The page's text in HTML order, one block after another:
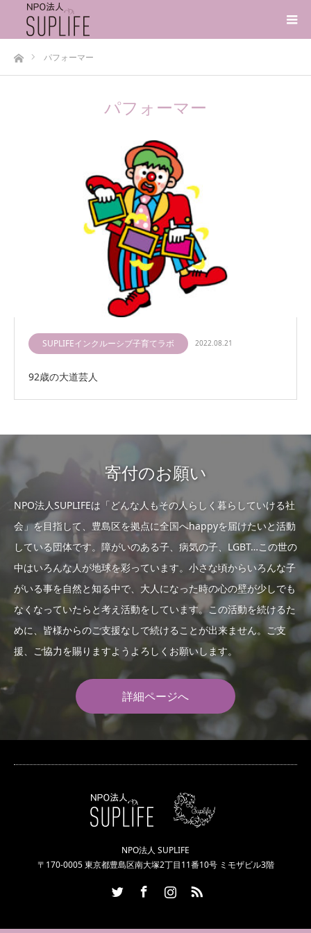
ホームパフォーマー
パフォーマー
SUPLIFEインクルーシブ子育てラボ 2022.08.21
92歳の大道芸人
寄付のお願い
NPO法人SUPLIFEは「どんな人もその人らしく暮らしていける社
会」を目指して、豊島区を拠点に全国へhappyを届けたいと活動
している団体です。障がいのある子、病気の子、LGBT…この世の
中はいろんな人が地球を彩っています。小さな頃からいろんな子
がいる事を自然と知る中で、大人になった時の心の壁が少しでも
なくなっていたらと考え活動をしています。この活動を続けるた
めに、皆様からのご支援なしで続けることが出来ません。ご支
援、ご協力を賜りますようよろしくお願いします。
詳細ページへ
NPO法人 SUPLIFE
〒170-0005 東京都豊島区南大塚2丁目11番10号 ミモザビル3階